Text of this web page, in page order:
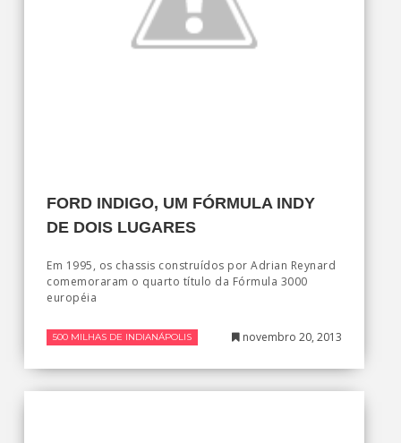
FORD INDIGO, UM FÓRMULA INDY
DE DOIS LUGARES
Em 1995, os chassis construídos por Adrian Reynard
comemoraram o quarto título da Fórmula 3000
européia
500 MILHAS DE INDIANÁPOLIS novembro 20, 2013